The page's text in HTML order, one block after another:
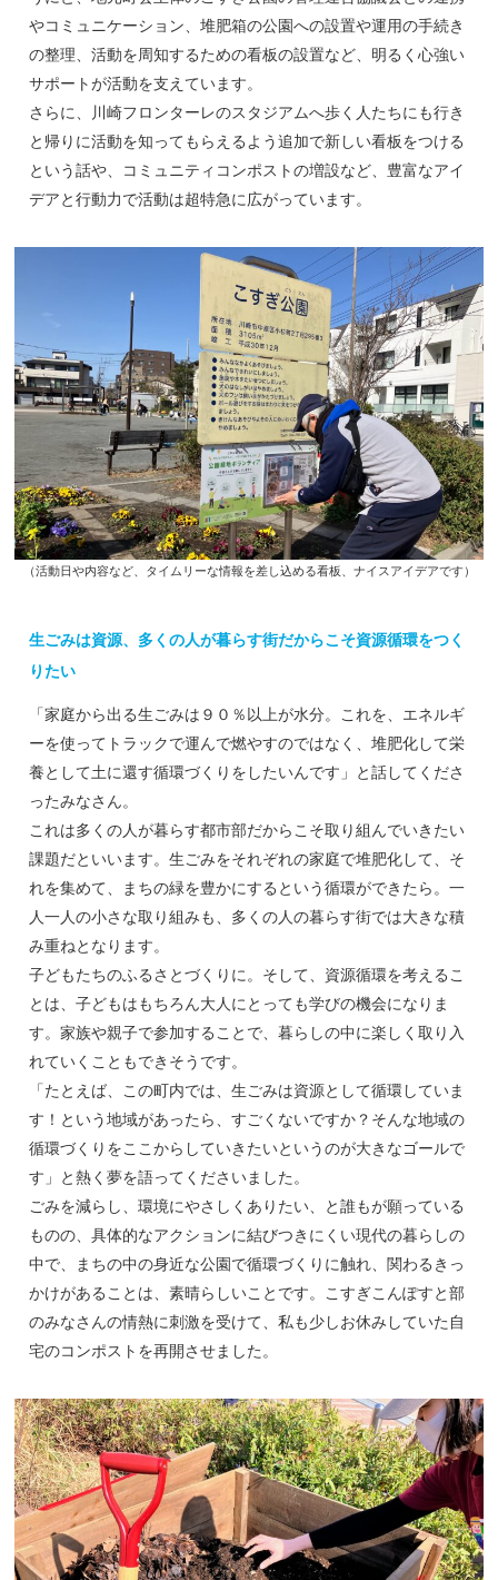
やコミュニケーション、堆肥箱の公園への設置や運用の手続き
の整理、活動を周知するための看板の設置など、明るく心強い
サポートが活動を支えています。
さらに、川崎フロンターレのスタジアムへ歩く人たちにも行き
と帰りに活動を知ってもらえるよう追加で新しい看板をつける
という話や、コミュニティコンポストの増設など、豊富なアイ
デアと行動力で活動は超特急に広がっています。
（活動日や内容など、タイムリーな情報を差し込める看板、ナイスアイデアです）
生ごみは資源、多くの人が暮らす街だからこそ資源循環をつく
りたい
「家庭から出る生ごみは９０％以上が水分。これを、エネルギ
ーを使ってトラックで運んで燃やすのではなく、堆肥化して栄
養として土に還す循環づくりをしたいんです」と話してくださ
ったみなさん。
これは多くの人が暮らす都市部だからこそ取り組んでいきたい
課題だといいます。生ごみをそれぞれの家庭で堆肥化して、そ
れを集めて、まちの緑を豊かにするという循環ができたら。一
人一人の小さな取り組みも、多くの人の暮らす街では大きな積
み重ねとなります。
子どもたちのふるさとづくりに。そして、資源循環を考えるこ
とは、子どもはもちろん大人にとっても学びの機会になりま
す。家族や親子で参加することで、暮らしの中に楽しく取り入
れていくこともできそうです。
「たとえば、この町内では、生ごみは資源として循環していま
す！という地域があったら、すごくないですか？そんな地域の
循環づくりをここからしていきたいというのが大きなゴールで
す」と熱く夢を語ってくださいました。
ごみを減らし、環境にやさしくありたい、と誰もが願っている
ものの、具体的なアクションに結びつきにくい現代の暮らしの
中で、まちの中の身近な公園で循環づくりに触れ、関わるきっ
かけがあることは、素晴らしいことです。こすぎこんぽすと部
のみなさんの情熱に刺激を受けて、私も少しお休みしていた自
宅のコンポストを再開させました。